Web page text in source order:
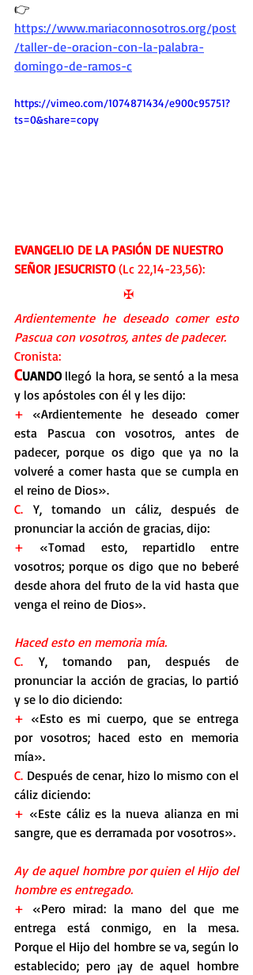
https://www.mariaconnosotros.org/post
/taller-de-oracion-con-la-palabra-
domingo-de-ramos-c
https://vimeo.com/1074871434/e900c95751?
ts=0&share=copy
EVANGELIO DE LA PASIÓN DE NUESTRO
SEÑOR JESUCRISTO (Lc 22,14-23,56):
✠
Ardientemente he deseado comer esto
Pascua con vosotros, antes de padecer.
Cronista:
CUANDO llegó la hora, se sentó a la mesa
y los apóstoles con él y les dijo:
+ «Ardientemente he deseado comer
esta Pascua con vosotros, antes de
padecer, porque os digo que ya no la
volveré a comer hasta que se cumpla en
el reino de Dios».
C. Y, tomando un cáliz, después de
pronunciar la acción de gracias, dijo:
+ «Tomad esto, repartidlo entre
vosotros; porque os digo que no beberé
desde ahora del fruto de la vid hasta que
venga el reino de Dios».
Haced esto en memoria mía.
C. Y, tomando pan, después de
pronunciar la acción de gracias, lo partió
y se lo dio diciendo:
+ «Esto es mi cuerpo, que se entrega
por vosotros; haced esto en memoria
mía».
C. Después de cenar, hizo lo mismo con el
cáliz diciendo:
+ «Este cáliz es la nueva alianza en mi
sangre, que es derramada por vosotros».
Ay de aquel hombre por quien el Hijo del
hombre es entregado.
+ «Pero mirad: la mano del que me
entrega está conmigo, en la mesa.
Porque el Hijo del hombre se va, según lo
establecido; pero ¡ay de aquel hombre